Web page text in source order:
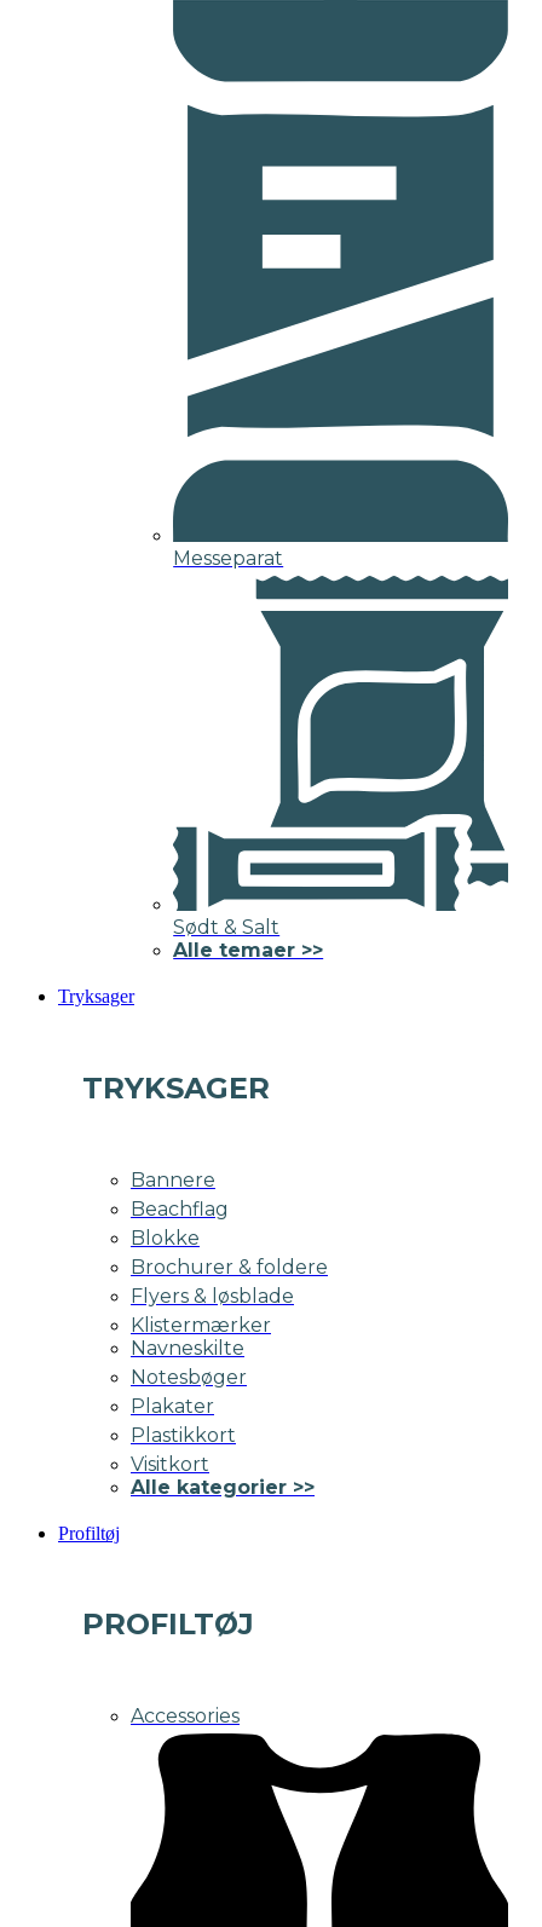
Messeparat
Sødt & Salt
Alle temaer >>
Tryksager
TRYKSAGER
Bannere
Beachflag
Blokke
Brochurer & foldere
Flyers & løsblade
Klistermærker
Navneskilte
Notesbøger
Plakater
Plastikkort
Visitkort
Alle kategorier >>
Profiltøj
PROFILTØJ
Accessories